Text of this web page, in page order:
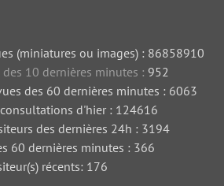
(miniatures ou images) : 86858910
10 dernières minutes : 952
des 60 dernières minutes : 6063
d'hier : 124616
des dernières 24h : 3194
60 dernières minutes : 366
récents: 176